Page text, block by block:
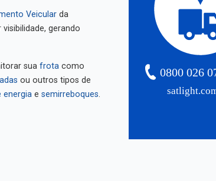
Veicular da
gerando
sua frota como
ou outros tipos de
energia e semirreboques
0800 026